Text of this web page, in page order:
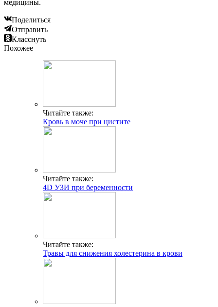
медицины.
Поделиться
Отправить
Класснуть
Похожее
Читайте также:
Кровь в моче при цистите
Читайте также:
4D УЗИ при беременности
Читайте также:
Травы для снижения холестерина в крови